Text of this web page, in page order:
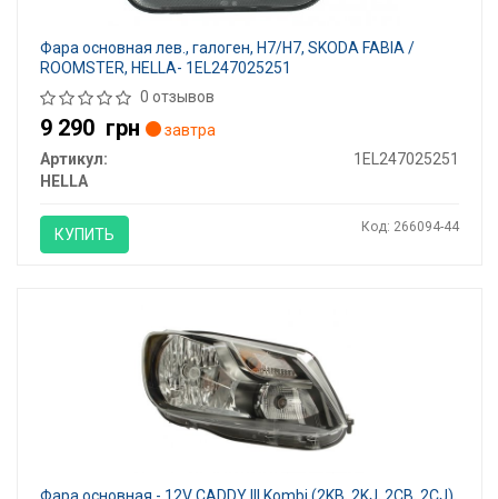
Фара основная лев., галоген, Н7/Н7, SKODA FABIA /
ROOMSTER, HELLA- 1EL247025251
0 отзывов
9 290 грн
завтра
Артикул:
1EL247025251
HELLA
КУПИТЬ Код: 266094-44